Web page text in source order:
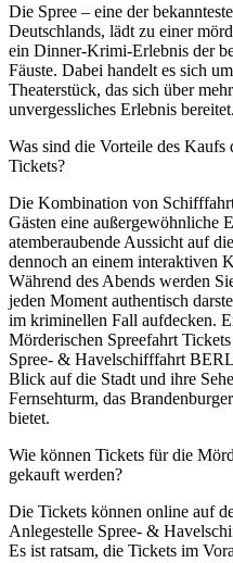
Die Spree – eine der
Deutschlands, lädt zu einer
ein Dinner-Krimi-Erlebnis der
Fäuste. Dabei handelt es sich
Theaterstück, das sich über
unvergessliches Erlebnis bereitet.
Was sind die Vorteile des Kaufs
Tickets?
Die Kombination von
Gästen eine außergewöhnliche
atemberaubende Aussicht auf
dennoch an einem interaktiven
Während des Abends werden
jeden Moment authentisch
im kriminellen Fall aufdecken.
Mörderischen Spreefahrt
Spree- & Havelschifffahrt
Blick auf die Stadt und ihre
Fernsehturm, das
bietet.
Wie können Tickets für die
gekauft werden?
Die Tickets können online auf
Anlegestelle Spree- &
Es ist ratsam, die Tickets im